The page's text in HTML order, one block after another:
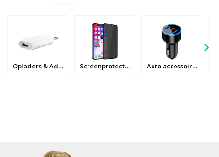
Opladers & Adapters Screenprotectors Auto accessoires
›